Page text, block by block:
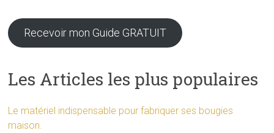
Recevoir mon Guide GRATUIT
Les Articles les plus populaires
Le matériel indispensable pour fabriquer ses bougies
maison.